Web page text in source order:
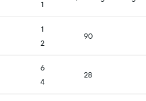
1
1
2
90
6
4
28